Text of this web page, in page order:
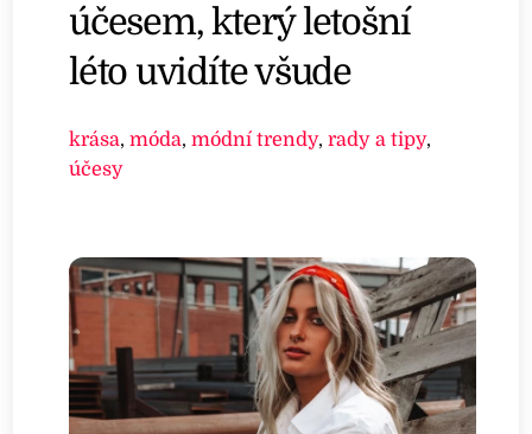
účesem, který letošní
léto uvidíte všude
krása,móda,módní trendy,rady a tipy,
účesy